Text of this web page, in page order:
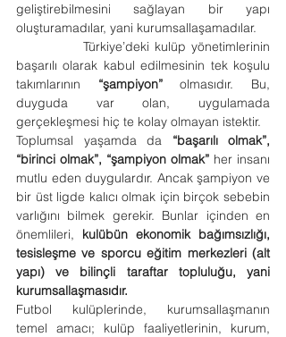
geliştirebilmesini sağlayan bir yapı
oluşturamadılar, yani kurumsallaşamadılar.
Türkiye’deki kulüp yönetimlerinin
başarılı olarak kabul edilmesinin tek koşulu
takımlarının “şampiyon” olmasıdır. Bu,
duyguda var olan, uygulamada
gerçekleşmesi hiç te kolay olmayan istektir.
Toplumsal yaşamda da “başarılı olmak”,
“birinci olmak”, “şampiyon olmak” her insanı
mutlu eden duygulardır. Ancak şampiyon ve
bir üst ligde kalıcı olmak için birçok sebebin
varlığını bilmek gerekir. Bunlar içinden en
önemlileri, kulübün ekonomik bağımsızlığı,
tesisleşme ve sporcu eğitim merkezleri (alt
yapı) ve bilinçli taraftar topluluğu, yani
kurumsallaşmasıdır.
Futbol kulüplerinde, kurumsallaşmanın
temel amacı; kulüp faaliyetlerinin, kurum,